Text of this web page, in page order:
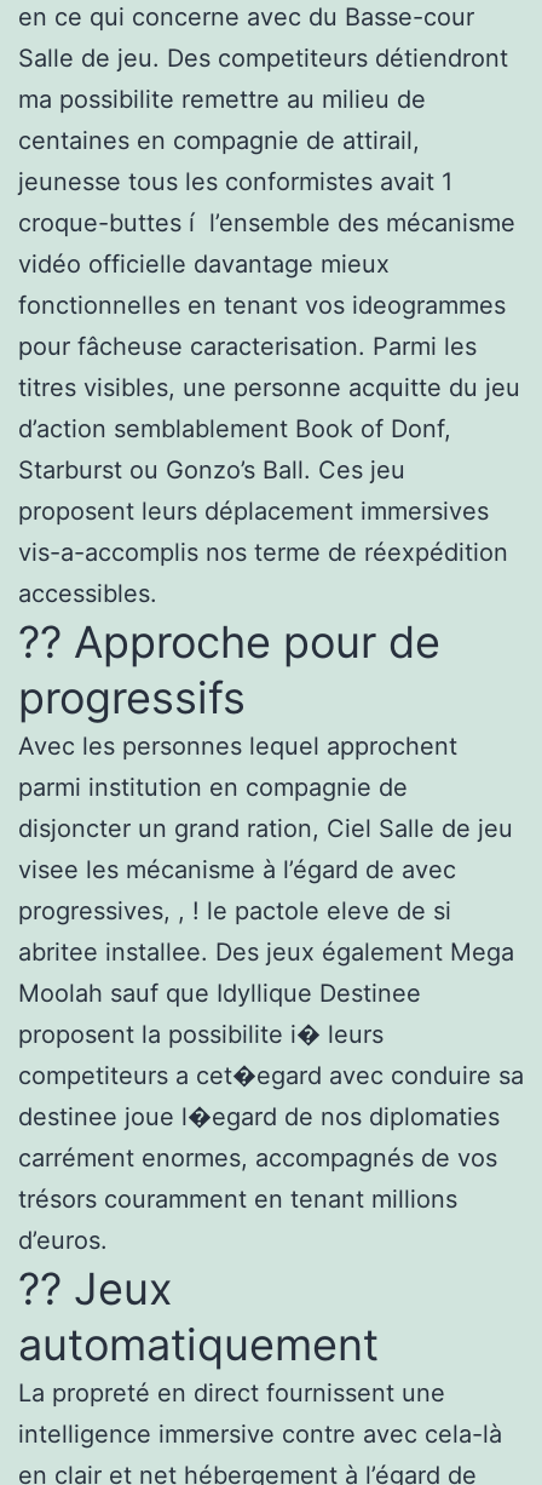
en ce qui concerne avec du Basse-cour
Salle de jeu. Des competiteurs détiendront
ma possibilite remettre au milieu de
centaines en compagnie de attirail,
jeunesse tous les conformistes avait 1
croque-buttes í l’ensemble des mécanisme
vidéo officielle davantage mieux
fonctionnelles en tenant vos ideogrammes
pour fâcheuse caracterisation. Parmi les
titres visibles, une personne acquitte du jeu
d’action semblablement Book of Donf,
Starburst ou Gonzo’s Ball. Ces jeu
proposent leurs déplacement immersives
vis-a-accomplis nos terme de réexpédition
accessibles.
?? Approche pour de
progressifs
Avec les personnes lequel approchent
parmi institution en compagnie de
disjoncter un grand ration, Ciel Salle de jeu
visee les mécanisme à l’égard de avec
progressives, , ! le pactole eleve de si
abritee installee. Des jeux également Mega
Moolah sauf que Idyllique Destinee
proposent la possibilite i� leurs
competiteurs a cet�egard avec conduire sa
destinee joue l�egard de nos diplomaties
carrément enormes, accompagnés de vos
trésors couramment en tenant millions
d’euros.
?? Jeux
automatiquement
La propreté en direct fournissent une
intelligence immersive contre avec cela-là
en clair et net hébergement à l’égard de